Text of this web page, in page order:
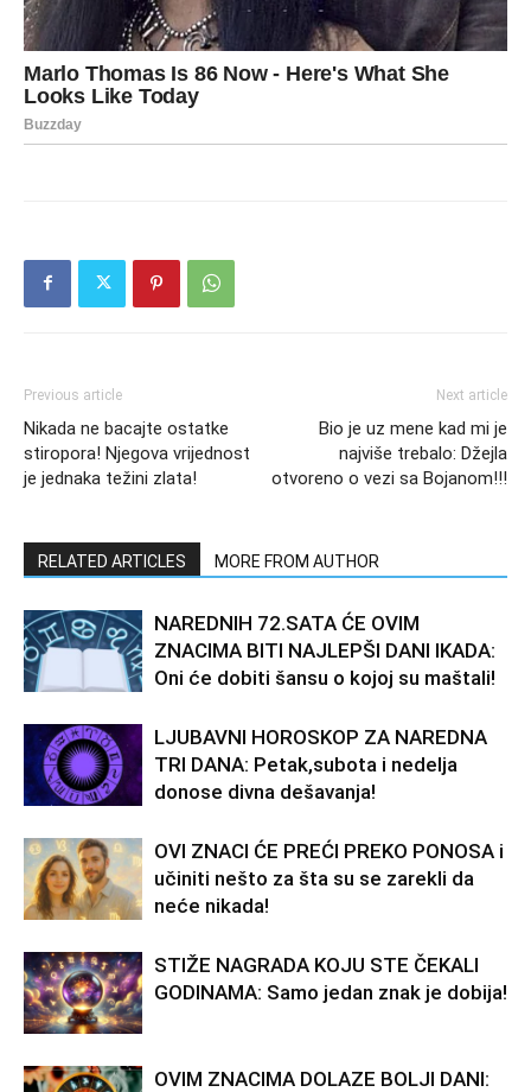
Previous article
Nikada ne bacajte ostatke
stiropora! Njegova vrijednost
je jednaka težini zlata!
Next article
Bio je uz mene kad mi je
najviše trebalo: Džejla
otvoreno o vezi sa Bojanom!!!
RELATED ARTICLES MORE FROM AUTHOR
NAREDNIH 72.SATA ĆE OVIM
ZNACIMA BITI NAJLEPŠI DANI IKADA:
Oni će dobiti šansu o kojoj su maštali!
LJUBAVNI HOROSKOP ZA NAREDNA
TRI DANA: Petak,subota i nedelja
donose divna dešavanja!
OVI ZNACI ĆE PREĆI PREKO PONOSA i
učiniti nešto za šta su se zarekli da
neće nikada!
STIŽE NAGRADA KOJU STE ČEKALI
GODINAMA: Samo jedan znak je dobija!
OVIM ZNACIMA DOLAZE BOLJI DANI: